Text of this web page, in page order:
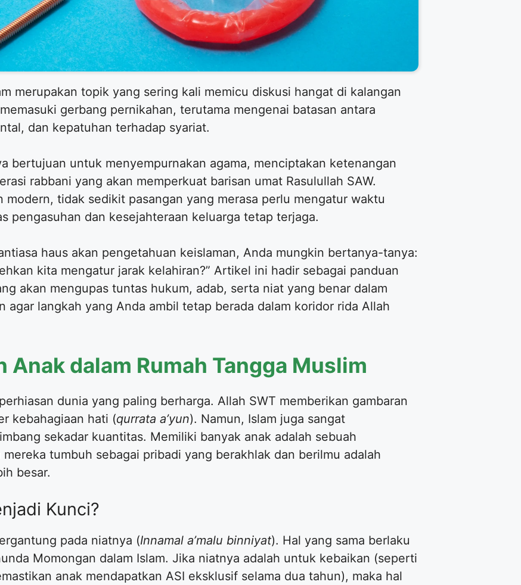
merupakan topik yang sering kali memicu diskusi hangat di kalangan
gerbang pernikahan, terutama mengenai batasan antara
dan kepatuhan terhadap syariat.
bertujuan untuk menyempurnakan agama, menciptakan ketenangan
rabbani yang akan memperkuat barisan umat Rasulullah SAW.
modern, tidak sedikit pasangan yang merasa perlu mengatur waktu
pengasuhan dan kesejahteraan keluarga tetap terjaga.
haus akan pengetahuan keislaman, Anda mungkin bertanya-tanya:
kita mengatur jarak kelahiran?” Artikel ini hadir sebagai panduan
akan mengupas tuntas hukum, adab, serta niat yang benar dalam
agar langkah yang Anda ambil tetap berada dalam koridor rida Allah
Anak dalam Rumah Tangga Muslim
dunia yang paling berharga. Allah SWT memberikan gambaran
kebahagiaan hati (qurrata a’yun). Namun, Islam juga sangat
sekadar kuantitas. Memiliki banyak anak adalah sebuah
tumbuh sebagai pribadi yang berakhlak dan berilmu adalah
besar.
Kunci?
pada niatnya (Innamal a’malu binniyat). Hal yang sama berlaku
Momongan dalam Islam. Jika niatnya adalah untuk kebaikan (seperti
anak mendapatkan ASI eksklusif selama dua tahun), maka hal